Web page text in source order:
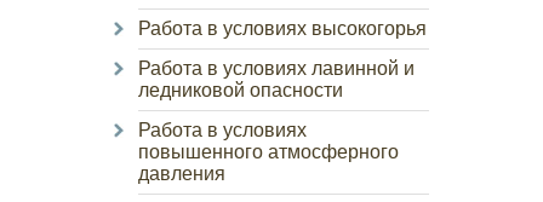
Работа в условиях высокогорья
Работа в условиях лавинной и
ледниковой опасности
Работа в условиях
повышенного атмосферного
давления